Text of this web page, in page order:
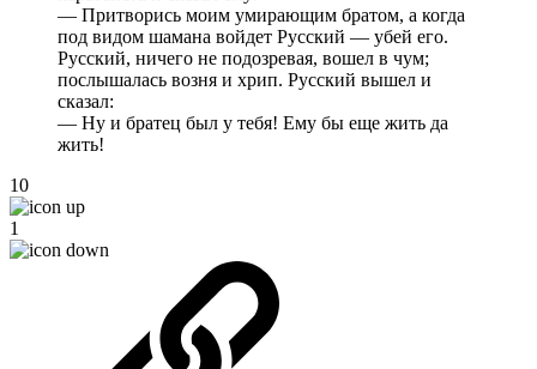
— Притворись моим умирающим братом, а когда
под видом шамана войдет Русский — убей его.
Русский, ничего не подозревая, вошел в чум;
послышалась возня и хрип. Русский вышел и
сказал:
— Ну и братец был у тебя! Ему бы еще жить да
жить!
10
1